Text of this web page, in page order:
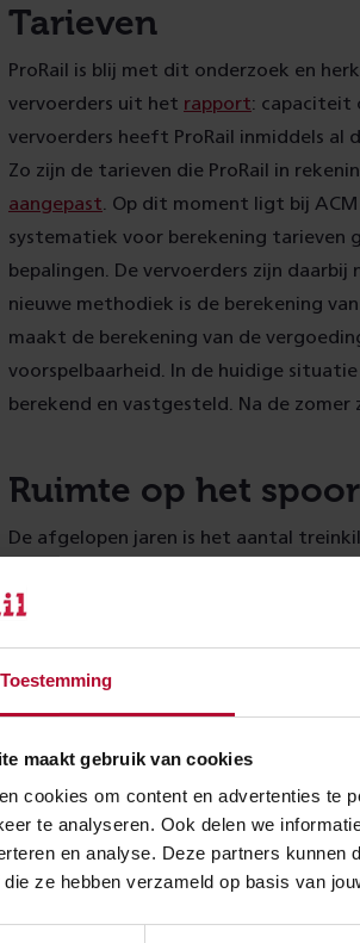
Toestemming
maakt gebruik van cookies
cookies om content en advertenties te
te analyseren. Ook delen we
en analyse. Deze partners
ze hebben verzameld op basis van
Tarieven
ProRail is blij met dit onderzoek en
vervoerders uit het rapport: capaciteit
vervoerders heeft ProRail inmiddels al
Zo zijn de tarieven die ProRail in
aangepast . Op dit moment ligt bij
systematiek voor berekening tarieven
bepalingen. De vervoerders zijn
nieuwe methodiek is de berekening
maakt de berekening van de
voorspelbaarheid. In de huidige
berekend en vastgesteld. Na de zomer
Ruimte op het spoor
De afgelopen jaren is het aantal
aannemers. Dit betekent voor ProRail
capaciteit eerlijk en niet-
Toekomstige
In opdracht van het ministerie van